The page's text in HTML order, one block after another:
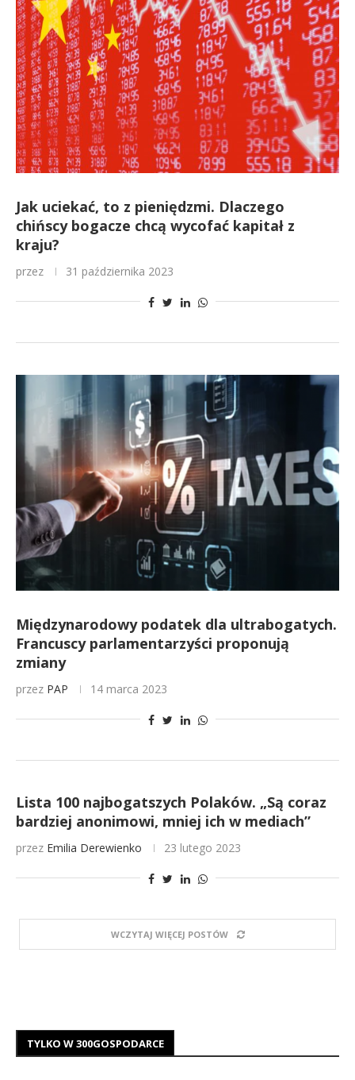
Jak uciekać, to z pieniędzmi. Dlaczego
chińscy bogacze chcą wycofać kapitał z
kraju?
przez 31 października 2023
Międzynarodowy podatek dla ultrabogatych.
Francuscy parlamentarzyści proponują
zmiany
przez PAP 14 marca 2023
Lista 100 najbogatszych Polaków. „Są coraz
bardziej anonimowi, mniej ich w mediach”
przez Emilia Derewienko 23 lutego 2023
WCZYTAJ WIĘCEJ POSTÓW
TYLKO W 300GOSPODARCE